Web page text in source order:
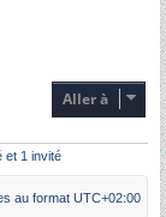
Aller à
et 1 invité
au format UTC+02:00